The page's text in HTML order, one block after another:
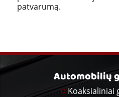
patvarumą.
Automobilių
Koaksialiniai